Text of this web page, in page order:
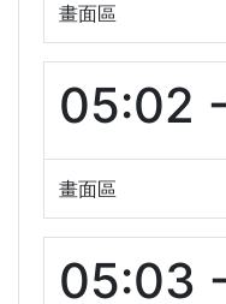
畫面區
05:02
畫面區
05:03